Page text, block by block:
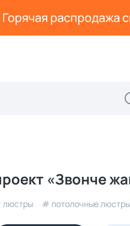
Горячая распродажа
«Звонче
люстры # потолочные люстры